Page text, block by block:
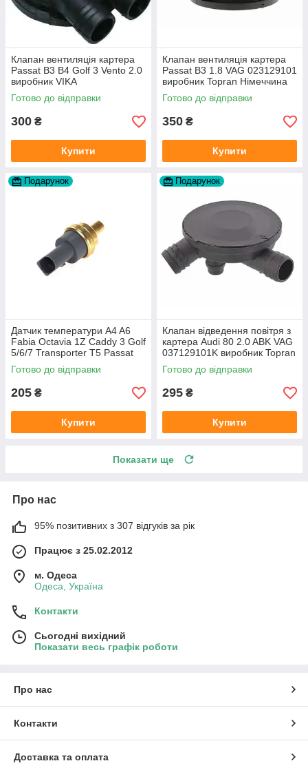
Клапан вентиляція картера
Passat B3 B4 Golf 3 Vento 2.0
виробник VIKA
Готово до відправки
300 ₴
Купити
Клапан вентиляція картера
Passat B3 1.8 VAG 023129101
виробник Topran Німеччина
Готово до відправки
350 ₴
Купити
Подарунок
Датчик температури A4 A6
Fabia Octavia 1Z Caddy 3 Golf
5/6/7 Transporter T5 Passat
B6 (колір сірий)
Готово до відправки
205 ₴
Купити
Подарунок
Клапан відведення повітря з
картера Audi 80 2.0 ABK VAG
037129101K виробник Topran
Німеччина
Готово до відправки
295 ₴
Купити
Показати ще
Про нас
95% позитивних з 307 відгуків за рік
Працює з 25.02.2012
м. Одеса
Одеса, Україна
Контакти
Сьогодні вихідний
Показати весь графік роботи
Про нас
Контакти
Доставка та оплата